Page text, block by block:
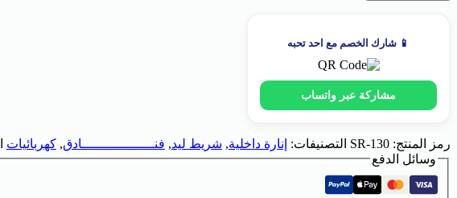
📱 شارك الخصم مع احد تحبه
مشاركة عبر واتساب
رمز المنتج: SR-130 التصنيفات: إنارة داخلية, شريط ليد, فنــــــــــــــــــادق, كهربائيات
وسائل الدفع